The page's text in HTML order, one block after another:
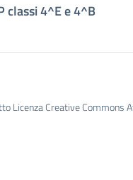
classi 4^E e 4^B
Licenza Creative Commons